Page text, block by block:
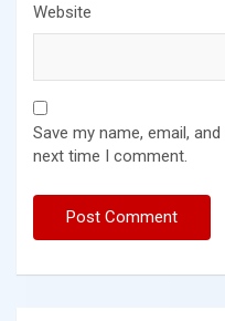
Website
Save my name, email,
next time I comment.